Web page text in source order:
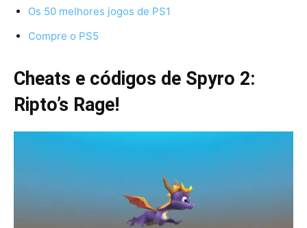
Os 50 melhores jogos de PS1
Compre o PS5
Cheats e códigos de Spyro 2:
Ripto’s Rage!